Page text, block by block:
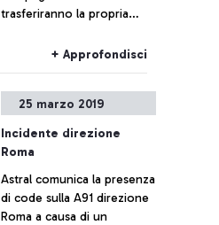
trasferiranno la propria
+ Approfondisci
25 marzo 2019
Incidente direzione
Roma
Astral comunica la presenza
di code sulla A91 direzione
Roma a causa di un